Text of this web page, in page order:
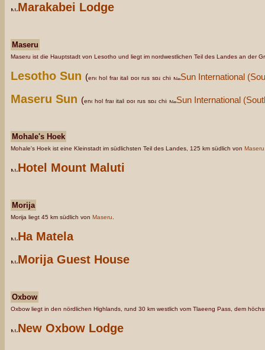
Marakabei Lodge
Maseru
Maseru ist die Hauptstadt von Lesotho und liegt im nordwestlichen Teil des Landes an der
Lesotho Sun ( Sun International
Maseru Sun ( Sun International
Mohale's Hoek
Mohale's Hoek ist eine Kleinstadt im südlichsten Teil des Landes, 125 km südlich von Maseru
Hotel Mount Maluti
Morija
Morija liegt 45 km südlich von Maseru
Ha Matela
Morija Guest House
Oxbow
Oxbow liegt in den nördlichen Highlands, rund 30 km westlich vom Tlaeeng Pass, dem
New Oxbow Lodge